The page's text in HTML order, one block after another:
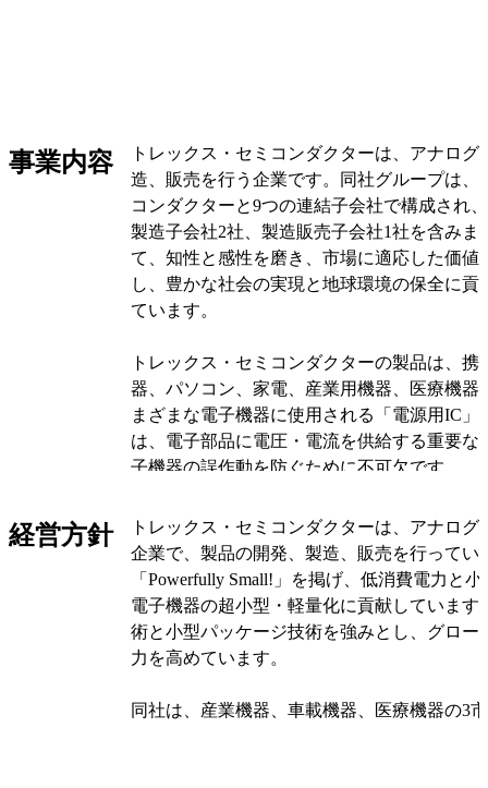
事業内容
トレックス・セミコンダクターは、アナログ
造、販売を行う企業です。同社グループは、
コンダクターと9つの連結子会社で構成され
製造子会社2社、製造販売子会社1社を含みま
て、知性と感性を磨き、市場に適応した価値
し、豊かな社会の実現と地球環境の保全に貢
ています。
トレックス・セミコンダクターの製品は、携
器、パソコン、家電、産業用機器、医療機器
まざまな電子機器に使用される「電源用IC」
は、電子部品に電圧・電流を供給する重要な
子機器の誤作動を防ぐために不可欠です。
同社は「Powerfully Small!」を製品づくりの
電力・小型化を追求しています。高度なIC設
ケージ技術を強みとし、電子機器の超小型・
います。また、製造を外部に委託するファブ
しつつ、一部の製造工程を子会社で行ってい
バータ、レギュレータ（VR）、ディテクタ
経営方針
トレックス・セミコンダクターは、アナログ
企業で、製品の開発、製造、販売を行ってい
「Powerfully Small!」を掲げ、低消費電力と
電子機器の超小型・軽量化に貢献しています
術と小型パッケージ技術を強みとし、グロー
力を高めています。
同社は、産業機器、車載機器、医療機器の3